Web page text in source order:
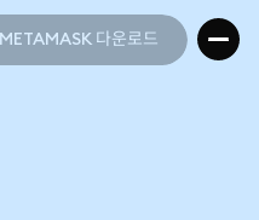
METAMASK 다운로드